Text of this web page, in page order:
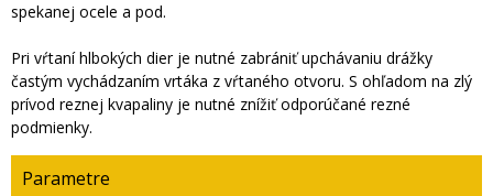
spekanej ocele a pod.
Pri vŕtaní hlbokých dier je nutné zabrániť upchávaniu drážky
častým vychádzaním vrtáka z vŕtaného otvoru. S ohľadom na zlý
prívod reznej kvapaliny je nutné znížiť odporúčané rezné
podmienky.
Parametre